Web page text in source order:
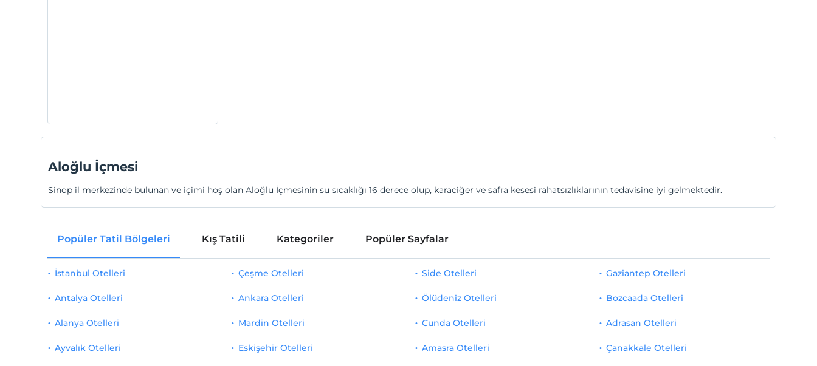
Aloğlu İçmesi
Sinop il merkezinde bulunan ve içimi hoş olan Aloğlu İçmesinin su sıcaklığı 16 derece olup, karaciğer ve safra kesesi rahatsızlıklarının tedavisine iyi gelmektedir.
Popüler Tatil Bölgeleri Kış Tatili Kategoriler Popüler Sayfalar
İstanbul Otelleri
Antalya Otelleri
Alanya Otelleri
Ayvalık Otelleri
Çeşme Otelleri
Ankara Otelleri
Mardin Otelleri
Eskişehir Otelleri
Side Otelleri
Ölüdeniz Otelleri
Cunda Otelleri
Amasra Otelleri
Gaziantep Otelleri
Bozcaada Otelleri
Adrasan Otelleri
Çanakkale Otelleri